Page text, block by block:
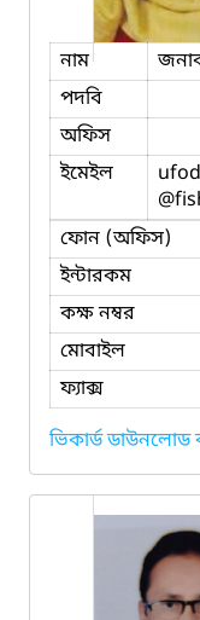
নাম
পদবি
অফিস
ইমেইল
ফোন (অফিস)
ইন্টারকম
কক্ষ নম্বর
মোবাইল
ফ্যাক্স
ভিকার্ড